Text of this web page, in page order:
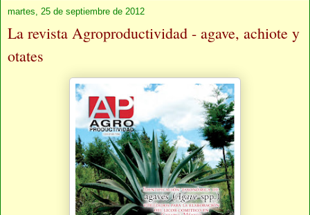
martes, 25 de septiembre de 2012
La revista Agroproductividad - agave, achiote y
otates